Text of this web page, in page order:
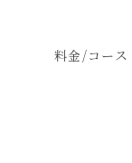
料金/コース